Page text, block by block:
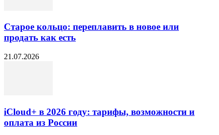
Старое кольцо: переплавить в новое или
продать как есть
21.07.2026
iCloud+ в 2026 году: тарифы, возможности и
оплата из России